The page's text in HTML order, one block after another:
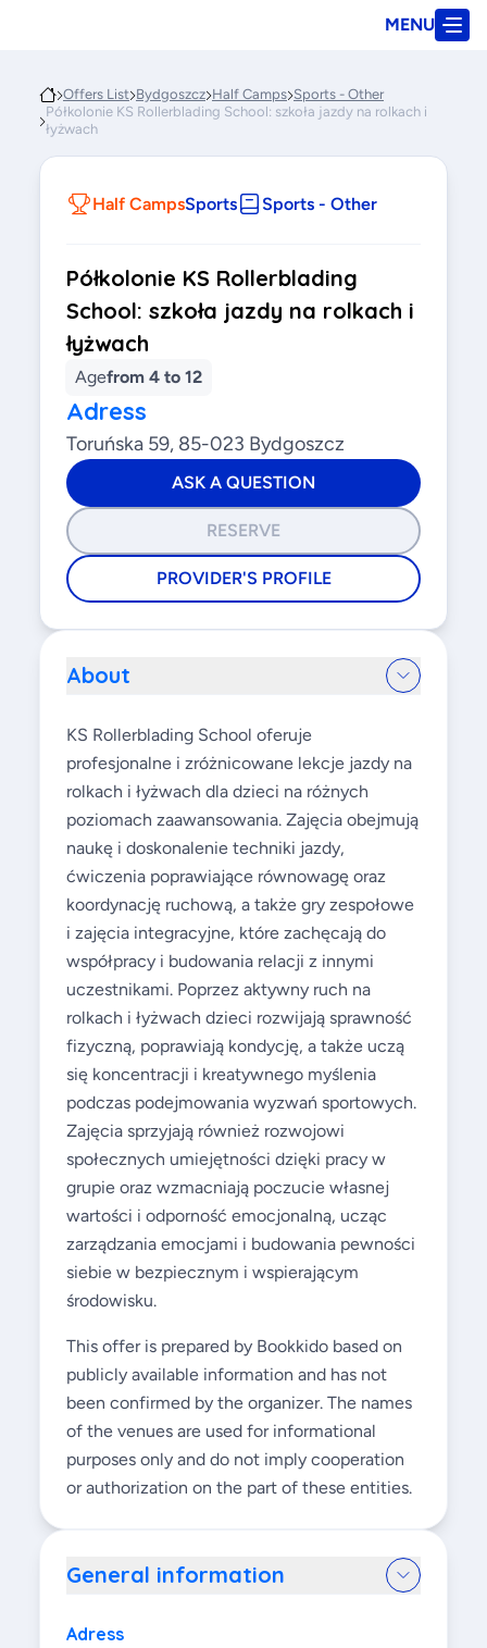
MENU
Offers List Bydgoszcz Half Camps Sports - Other
Półkolonie KS Rollerblading School: szkoła jazdy na rolkach i
łyżwach
Half CampsSports Sports - Other
Półkolonie KS Rollerblading
School: szkoła jazdy na rolkach i
łyżwach
Agefrom 4 to 12
Adress
Toruńska 59, 85-023 Bydgoszcz
ASK A QUESTION
RESERVE
PROVIDER'S PROFILE
About
KS Rollerblading School oferuje
profesjonalne i zróżnicowane lekcje jazdy na
rolkach i łyżwach dla dzieci na różnych
poziomach zaawansowania. Zajęcia obejmują
naukę i doskonalenie techniki jazdy,
ćwiczenia poprawiające równowagę oraz
koordynację ruchową, a także gry zespołowe
i zajęcia integracyjne, które zachęcają do
współpracy i budowania relacji z innymi
uczestnikami. Poprzez aktywny ruch na
rolkach i łyżwach dzieci rozwijają sprawność
fizyczną, poprawiają kondycję, a także uczą
się koncentracji i kreatywnego myślenia
podczas podejmowania wyzwań sportowych.
Zajęcia sprzyjają również rozwojowi
społecznych umiejętności dzięki pracy w
grupie oraz wzmacniają poczucie własnej
wartości i odporność emocjonalną, ucząc
zarządzania emocjami i budowania pewności
siebie w bezpiecznym i wspierającym
środowisku.
This offer is prepared by Bookkido based on
publicly available information and has not
been confirmed by the organizer. The names
of the venues are used for informational
purposes only and do not imply cooperation
or authorization on the part of these entities.
General information
Adress